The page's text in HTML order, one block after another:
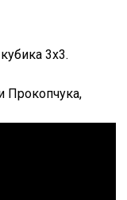
3х3.
Прокопчука,